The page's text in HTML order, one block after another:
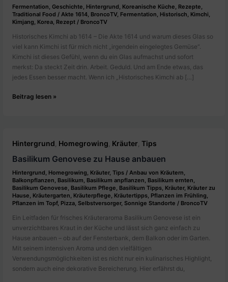
Fermentation,Geschichte, Hintergrund, Koreanische Küche, Rezepte,
Traditional Food /Akte 1614, BroncoTV, Fermentation, Historisch, Kimchi,
Kimjang, Korea, Rezept / BroncoTV
Historisches Kimchi ab 1614 – Die Akte 1614 und warum dieses Glas so
viel kann Kimchi ist für mich nicht „irgendein eingelegtes Gemüse“.
Kimchi ist dieses Gefühl, wenn du ein Glas aufmachst und sofort
merkst: Da steckt Zeit drin. Arbeit. Geduld. Und am Ende etwas, das
jedes Essen besser macht. Wenn ich „Historisches Kimchi ab […]
Die
ab
1614
BroncoTV
Beitrag lesen »
Hintergrund Homegrowing Kräuter ,Tips
Basilikum Genovese zu Hause anbauen
Hintergrund, Homegrowing, Kräuter,Tips /Anbau von Kräutern,
Balkonpflanzen, Basilikum, Basilikum anpflanzen, Basilikum ernten,
Basilikum Genovese, Basilikum Pflege, Basilikum Tipps, Kräuter, Kräuter zu
Hause, Kräutergarten, Kräuterpflege, Kräutertipps, Pflanzen im Frühling,
Pflanzen im Topf, Pizza, Selbstversorger, Sonnige Standorte / BroncoTV
Ein Leitfaden für frisches Kräuteraroma Basilikum Genovese ist ein
unverzichtbares Kraut in der Küche und lässt sich ganz einfach zu
Hause anbauen – ob auf der Fensterbank, dem Balkon oder im Garten.
Mit seinem intensiven Aroma und den vielfältigen
Verwendungsmöglichkeiten ist es nicht nur ein kulinarisches Highlight,
sondern auch eine dekorative Bereicherung. Hier erfährst du,